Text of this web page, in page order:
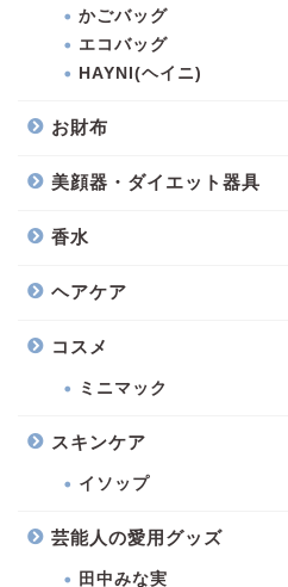
かごバッグ
エコバッグ
HAYNI(ヘイニ)
お財布
美顔器・ダイエット器具
香水
ヘアケア
コスメ
ミニマック
スキンケア
イソップ
芸能人の愛用グッズ
田中みな実